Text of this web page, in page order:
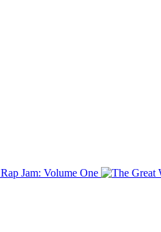
Rap Jam: Volume One